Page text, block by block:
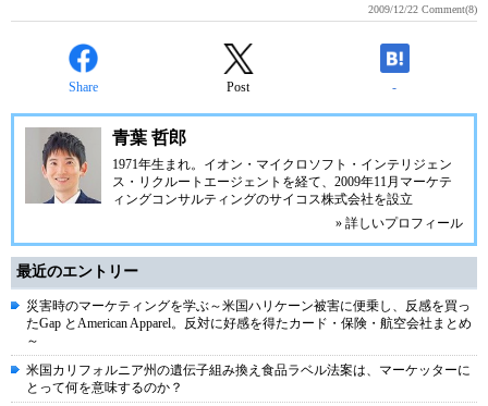
2009/12/22 Comment(8)
Share Post -
青葉 哲郎
1971年生まれ。イオン・マイクロソフト・インテリジェン
ス・リクルートエージェントを経て、2009年11月 マーケテ
ィングコンサルティングのサイコス株式会社を設立
» 詳しいプロフィール
最近のエントリー
災害時のマーケティングを学ぶ～米国ハリケーン被害に便乗し、反感を買っ
たGap とAmerican Apparel。反対に好感を得たカード・保険・航空会社まとめ
～
米国カリフォルニア州の遺伝子組み換え食品ラベル法案は、マーケッターに
とって何を意味するのか？